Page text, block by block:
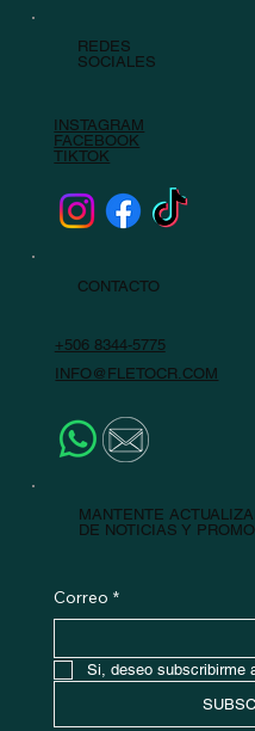
Correo *
Si, deseo subscribirme
MANTENTE
DE NOTICIAS Y
REDES
SOCIALES
INSTAGRAM
FACEBOOK
TIKTOK
CONTACTO
INFO@FLETOCR.COM
+506 8344-5775